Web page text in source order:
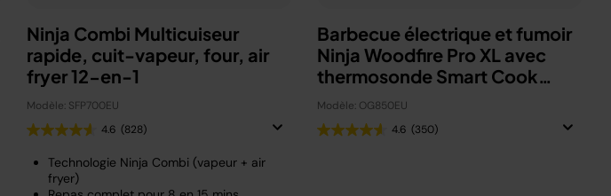
Ninja Combi Multicuiseur
rapide, cuit-vapeur, four, air
fryer 12-en-1
Modèle: SFP700EU
4.6 (828)
Technologie Ninja Combi (vapeur + air
fryer)
Barbecue électrique et fumoir
Ninja Woodfire Pro XL avec
thermosonde Smart Cook
OG850EU
Modèle: OG850EU
4.6 (350)